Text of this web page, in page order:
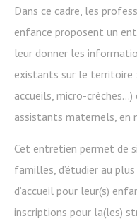
Dans ce cadre, les
enfance proposent un
leur donner les
existants sur le territoire
accueils, micro-
assistants maternels, en
Cet entretien permet de
familles, d’étudier au
d’accueil pour leur(s)
inscriptions pour la(les)